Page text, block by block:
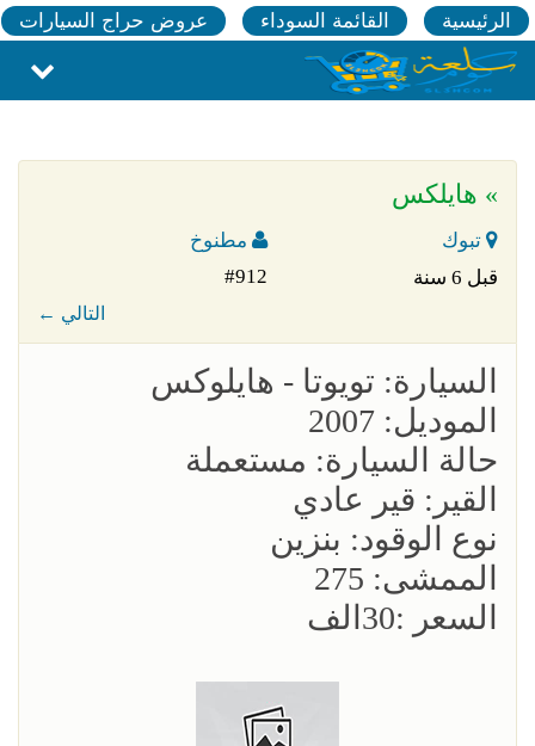
الرئيسية القائمة السوداء عروض حراج السيارات
» هايلكس
تبوك
مطنوخ
قبل 6 سنة
#912
← التالي
السيارة: تويوتا - هايلوكس
الموديل: 2007
حالة السيارة: مستعملة
القير: قير عادي
نوع الوقود: بنزين
الممشى: 275
السعر :30الف